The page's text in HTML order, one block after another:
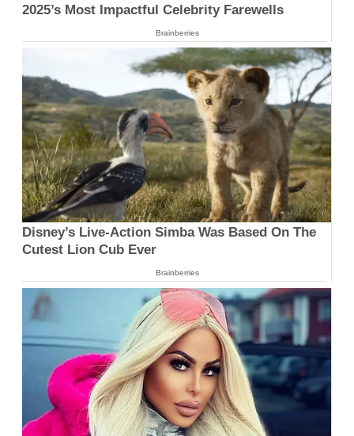
2025’s Most Impactful Celebrity Farewells
Brainberries
Disney’s Live-Action Simba Was Based On The
Cutest Lion Cub Ever
Brainberries